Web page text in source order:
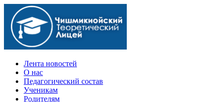
Официальный сайт учебного заведения
Лента новостей
О нас
Педагогический состав
Ученикам
Родителям